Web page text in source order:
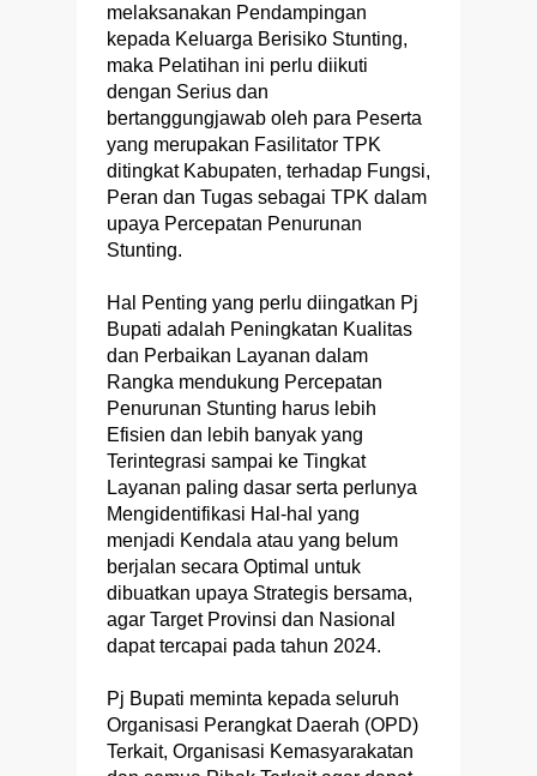
melaksanakan Pendampingan
kepada Keluarga Berisiko Stunting,
maka Pelatihan ini perlu diikuti
dengan Serius dan
bertanggungjawab oleh para Peserta
yang merupakan Fasilitator TPK
ditingkat Kabupaten, terhadap Fungsi,
Peran dan Tugas sebagai TPK dalam
upaya Percepatan Penurunan
Stunting.
Hal Penting yang perlu diingatkan Pj
Bupati adalah Peningkatan Kualitas
dan Perbaikan Layanan dalam
Rangka mendukung Percepatan
Penurunan Stunting harus lebih
Efisien dan lebih banyak yang
Terintegrasi sampai ke Tingkat
Layanan paling dasar serta perlunya
Mengidentifikasi Hal-hal yang
menjadi Kendala atau yang belum
berjalan secara Optimal untuk
dibuatkan upaya Strategis bersama,
agar Target Provinsi dan Nasional
dapat tercapai pada tahun 2024.
Pj Bupati meminta kepada seluruh
Organisasi Perangkat Daerah (OPD)
Terkait, Organisasi Kemasyarakatan